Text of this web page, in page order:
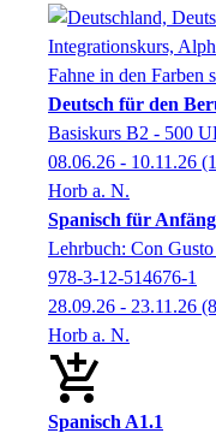
Deutsch für den
Basiskurs B2 - 500
08.06.26 - 10.11.26
Horb a. N.
Spanisch für
Lehrbuch: Con
978-3-12-514676-1
28.09.26 - 23.11.26
Horb a. N.
Spanisch A1.1